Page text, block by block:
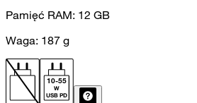
Pamięć RAM: 12 GB
Waga: 187 g
10-55
W
USB PD